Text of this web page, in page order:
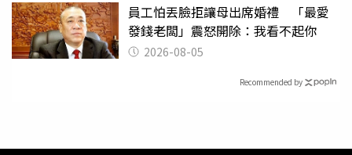
員工怕丟臉拒讓母出席婚禮 「最愛
發錢老闆」震怒開除：我看不起你
2026-08-05
Recommended by